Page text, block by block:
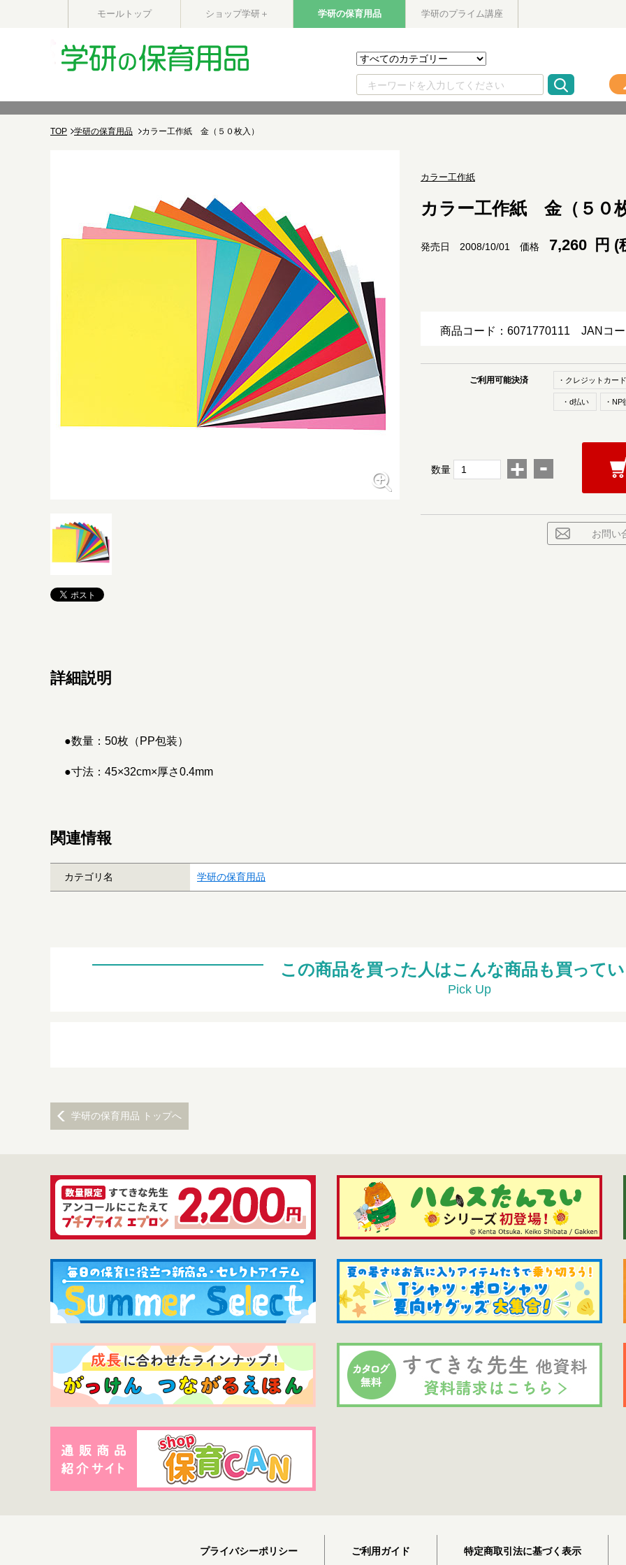
モールトップ ショップ学研＋ 学研の保育用品 学研のプライム講座
TOP 学研の保育用品 カラー工作紙 金（５０枚入）
カラー工作紙
カラー工作紙 金（５０
発売日 2008/10/01 価格 7,260 円 (
商品コード：6071770111 JANコ
ご利用可能決済 ・クレジットカード
・d払い ・NP
数量 + -
お問い
詳細説明
●数量：50枚（PP包装）
●寸法：45×32cm×厚さ0.4mm
関連情報
カテゴリ名 学研の保育用品
この商品を買った人はこんな商品も買って
Pick Up
学研の保育用品 トップへ
プライバシーポリシー ご利用ガイド 特定商取引法に基づく表示